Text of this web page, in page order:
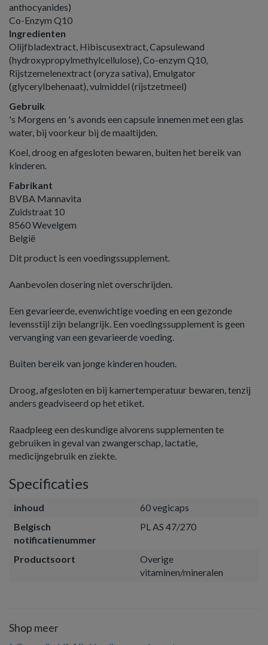
anthocyanides)
Co-Enzym Q10
Ingredienten
Olijfbladextract, Hibiscusextract, Capsulewand
(hydroxypropylmethylcellulose), Co-enzym Q10,
Rijstzemelenextract (oryza sativa), Emulgator
(glycerylbehenaat), vulmiddel (rijstzetmeel)
Gebruik
's Morgens en 's avonds een capsule innemen met een glas
water, bij voorkeur bij de maaltijden.
Koel, droog en afgesloten bewaren, buiten het bereik van
kinderen.
Fabrikant
BVBA Mannavita
Zuidstraat 10
8560 Wevelgem
België
Dit product is een voedingssupplement.
Aanbevolen dosering niet overschrijden.
Een gevarieerde, evenwichtige voeding en een gezonde
levensstijl zijn belangrijk. Een voedingssupplement is geen
vervanging van een gevarieerde voeding.
Buiten bereik van jonge kinderen houden.
Droog, afgesloten en bij kamertemperatuur bewaren, tenzij
anders geadviseerd op het etiket.
Raadpleeg een deskundige alvorens supplementen te
gebruiken in geval van zwangerschap, lactatie,
medicijngebruik en ziekte.
Specificaties
inhoud
60 vegicaps
Belgisch
notificatienummer
PL AS 47/270
Productsoort
Overige
vitaminen/mineralen
Shop meer